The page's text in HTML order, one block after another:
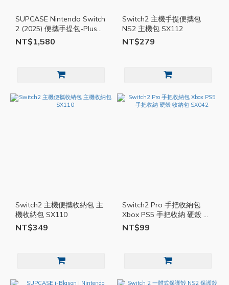
SUPCASE Nintendo Switch
2 (2025) 便攜手提包-Plus
SPC006
NT$1,580
Switch2 主機手提便攜包
NS2 主機包 SX112
NT$279
Switch2 主機便攜收納包 主
機收納包 SX110
NT$349
Switch2 Pro 手把收納包
Xbox PS5 手把收納 硬殼 收
納包 SX042
NT$99